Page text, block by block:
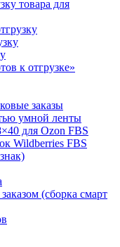
товара для
к отгрузке»
заказы
умной ленты
для Ozon FBS
Wildberries FBS
(сборка смарт